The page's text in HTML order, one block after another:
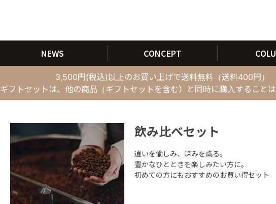
NEWS CONCEPT
3,500円(税込)以上のお買い上げで送料無料（送料400円）
ギフトセットは、他の商品（ギフトセットを含む）と同時に購入すること
飲み比べセット
違いを愉しみ、深みを識る。
豊かなひとときを楽しみたい方に。
初めての方にもおすすめのお買い得セット